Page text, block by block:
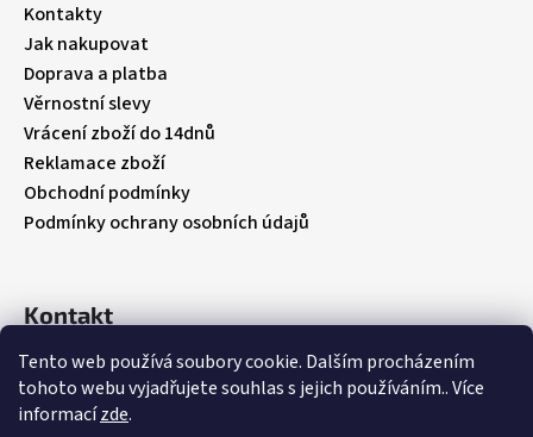
Tento web používá soubory cookie. Dalším procházením
tohoto webu vyjadřujete souhlas s jejich používáním.. Více
informacízde.
Kontakty
Jak nakupovat
Doprava a platba
Věrnostní slevy
Vrácení zboží do 14dnů
Reklamace zboží
Obchodní podmínky
Podmínky ochrany osobních údajů
Kontakt
info@ babybebare.cz
Facebook
babybebare